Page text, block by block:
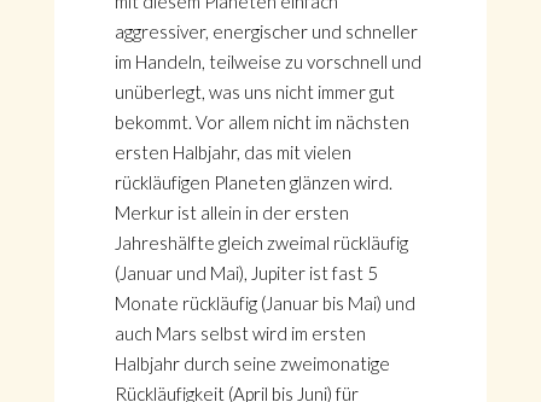
aggressiver, energischer und schneller
im Handeln, teilweise zu vorschnell und
unüberlegt, was uns nicht immer gut
bekommt. Vor allem nicht im nächsten
ersten Halbjahr, das mit vielen
rückläufigen Planeten glänzen wird.
Merkur ist allein in der ersten
Jahreshälfte gleich zweimal rückläufig
(Januar und Mai), Jupiter ist fast 5
Monate rückläufig (Januar bis Mai) und
auch Mars selbst wird im ersten
Halbjahr durch seine zweimonatige
Rückläufigkeit (April bis Juni) für